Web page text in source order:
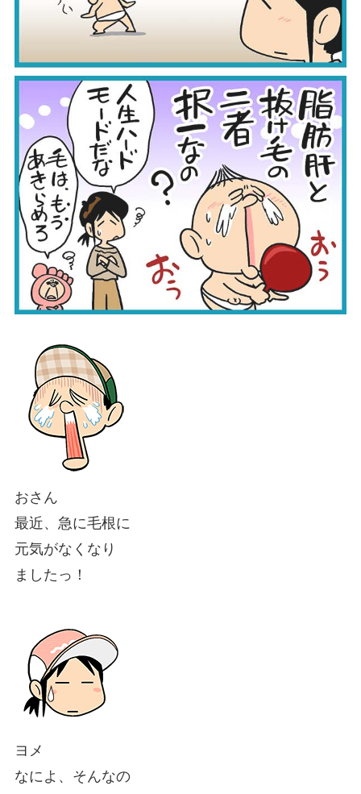
おさん
最近、急に毛根に
元気がなくなり
ましたっ！
ヨメ
なによ、そんなの